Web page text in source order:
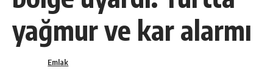
yağmur ve kar alarmı
Emlak